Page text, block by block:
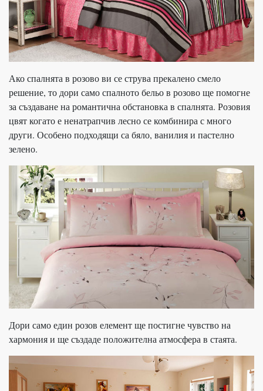
Ако спалнята в розово ви се струва прекалено смело
решение, то дори само спалното бельо в розово ще помогне
за създаване на романтична обстановка в спалнята. Розовия
цвят когато е ненатрапчив лесно се комбинира с много
други. Особено подходящи са бяло, ванилия и пастелно
зелено.
Дори само един розов елемент ще постигне чувство на
хармония и ще създаде положителна атмосфера в стаята.